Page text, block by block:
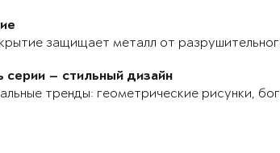
защищает металл от
серии — стильный дизайн
тренды: геометрические рисунки,